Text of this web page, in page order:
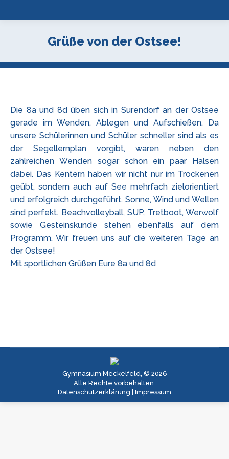
Grüße von der Ostsee!
Die 8a und 8d üben sich in Surendorf an der Ostsee
gerade im Wenden, Ablegen und Aufschießen. Da
unsere Schülerinnen und Schüler schneller sind als es
der Segellernplan vorgibt, waren neben den
zahlreichen Wenden sogar schon ein paar Halsen
dabei. Das Kentern haben wir nicht nur im Trockenen
geübt, sondern auch auf See mehrfach zielorientiert
und erfolgreich durchgeführt. Sonne, Wind und Wellen
sind perfekt. Beachvolleyball, SUP, Tretboot, Werwolf
sowie Gesteinskunde stehen ebenfalls auf dem
Programm. Wir freuen uns auf die weiteren Tage an
der Ostsee!
Mit sportlichen Grüßen Eure 8a und 8d
Gymnasium Meckelfeld, © 2026
Alle Rechte vorbehalten.
Datenschutzerklärung
Impressum